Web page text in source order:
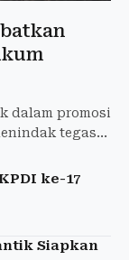
dalam promosi
tegas
ke-17
Siapkan